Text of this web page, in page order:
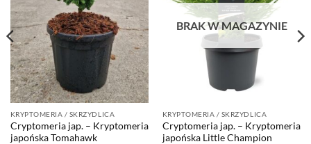
KRYPTOMERIA / SKRZYDLICA
Cryptomeria jap. – Kryptomeria
japońska Tomahawk
BRAK W MAGAZYNIE
KRYPTOMERIA / SKRZYDLICA
Cryptomeria jap. – Kryptomeria
japońska Little Champion